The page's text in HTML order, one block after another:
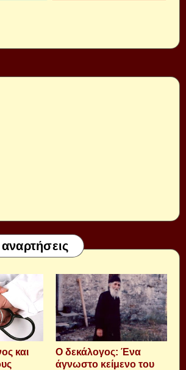
και
Ο δεκάλογος: Ένα
άγνωστο κείμενο του